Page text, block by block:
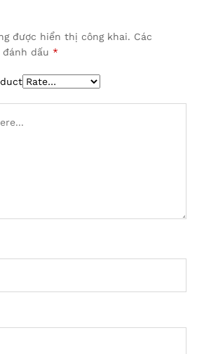
được hiển thị công khai. Các
dấu *